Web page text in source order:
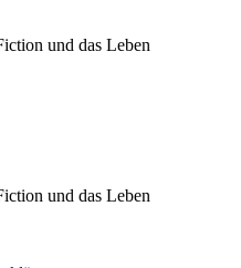
und das Leben
und das Leben